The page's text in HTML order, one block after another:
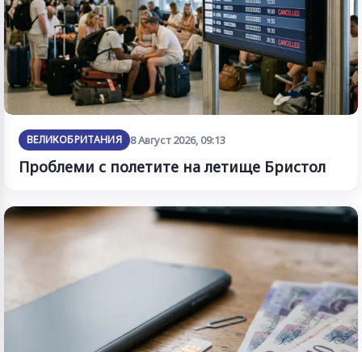
ВЕЛИКОБРИТАНИЯ 8 Август 2026, 09:13
Проблеми с полетите на летище Бристол